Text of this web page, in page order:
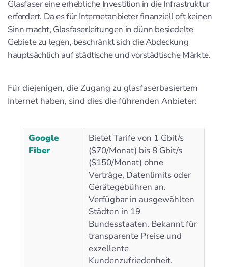
Glasfaser eine erhebliche Investition in die Infrastruktur
erfordert. Da es für Internetanbieter finanziell oft keinen
Sinn macht, Glasfaserleitungen in dünn besiedelte
Gebiete zu legen, beschränkt sich die Abdeckung
hauptsächlich auf städtische und vorstädtische Märkte.
Für diejenigen, die Zugang zu glasfaserbasiertem
Internet haben, sind dies die führenden Anbieter:
Google
Fiber
Bietet Tarife von 1 Gbit/s
($70/Monat) bis 8 Gbit/s
($150/Monat) ohne
Verträge, Datenlimits oder
Gerätegebühren an.
Verfügbar in ausgewählten
Städten in 19
Bundesstaaten. Bekannt für
transparente Preise und
exzellente
Kundenzufriedenheit.